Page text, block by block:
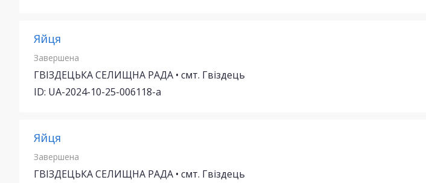
Яйця
Завершена
ГВІЗДЕЦЬКА СЕЛИЩНА РАДА • смт. Гвіздець
ID: UA-2024-10-25-006118-a
Яйця
Завершена
ГВІЗДЕЦЬКА СЕЛИЩНА РАДА • смт. Гвіздець